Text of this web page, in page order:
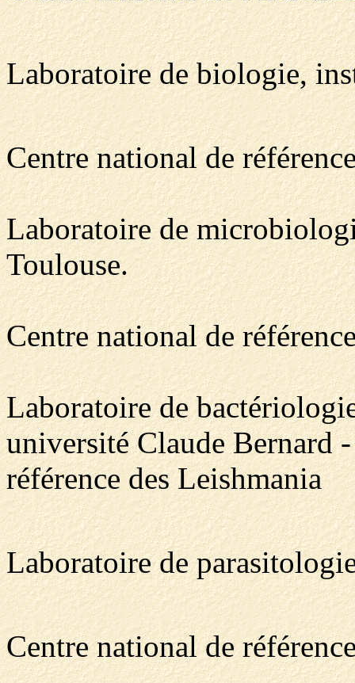
Laboratoire de biologie,
Centre national de
Laboratoire de
Toulouse.
Centre national de
Laboratoire de
université Claude Bernard
référence des Leishmania
Laboratoire de
Centre national de